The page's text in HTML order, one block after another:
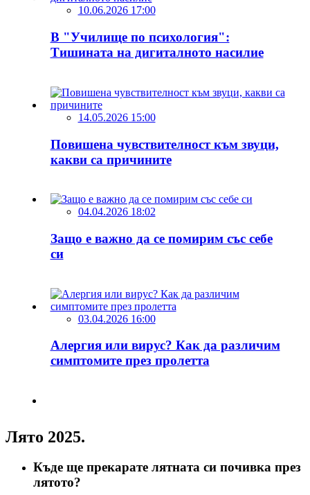
10.06.2026 17:00
В "Училище по психология":
Тишината на дигиталното насилие
14.05.2026 15:00
Повишена чувствителност към звуци,
какви са причините
04.04.2026 18:02
Защо е важно да се помирим със себе
си
03.04.2026 16:00
Алергия или вирус? Как да различим
симптомите през пролетта
Лято 2025.
Къде ще прекарате лятната си почивка през
лятото?